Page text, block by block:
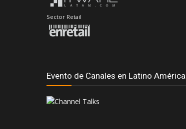
Sector Retail
Evento de Canales en Latino América